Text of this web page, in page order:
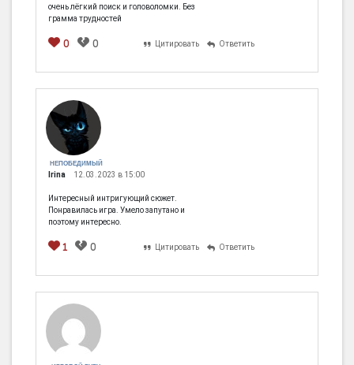
очень лёгкий поиск и головоломки. Без
грамма трудностей
0 0 Цитировать Ответить
НЕПОБЕДИМЫЙ
Irina 12.03.2023 в 15:00
Интересный интригующий сюжет.
Понравилась игра. Умело запутано и
поэтому интересно.
1 0 Цитировать Ответить